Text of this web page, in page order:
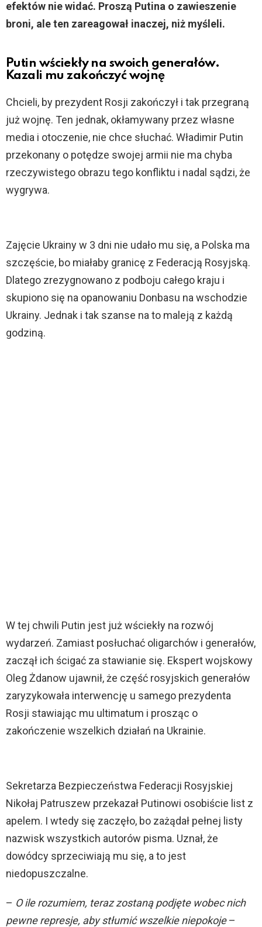
efektów nie widać. Proszą Putina o zawieszenie
broni, ale ten zareagował inaczej, niż myśleli.
Putin wściekły na swoich generałów.
Kazali mu zakończyć wojnę
Chcieli, by prezydent Rosji zakończył i tak przegraną
już wojnę. Ten jednak, okłamywany przez własne
media i otoczenie, nie chce słuchać. Władimir Putin
przekonany o potędze swojej armii nie ma chyba
rzeczywistego obrazu tego konfliktu i nadal sądzi, że
wygrywa.
Zajęcie Ukrainy w 3 dni nie udało mu się, a Polska ma
szczęście, bo miałaby granicę z Federacją Rosyjską.
Dlatego zrezygnowano z podboju całego kraju i
skupiono się na opanowaniu Donbasu na wschodzie
Ukrainy. Jednak i tak szanse na to maleją z każdą
godziną.
W tej chwili Putin jest już wściekły na rozwój
wydarzeń. Zamiast posłuchać oligarchów i generałów,
zaczął ich ścigać za stawianie się. Ekspert wojskowy
Oleg Żdanow ujawnił, że część rosyjskich generałów
zaryzykowała interwencję u samego prezydenta
Rosji stawiając mu ultimatum i prosząc o
zakończenie wszelkich działań na Ukrainie.
Sekretarza Bezpieczeństwa Federacji Rosyjskiej
Nikołaj Patruszew przekazał Putinowi osobiście list z
apelem. I wtedy się zaczęło, bo zażądał pełnej listy
nazwisk wszystkich autorów pisma. Uznał, że
dowódcy sprzeciwiają mu się, a to jest
niedopuszczalne.
– O ile rozumiem, teraz zostaną podjęte wobec nich
pewne represje, aby stłumić wszelkie niepokoje–